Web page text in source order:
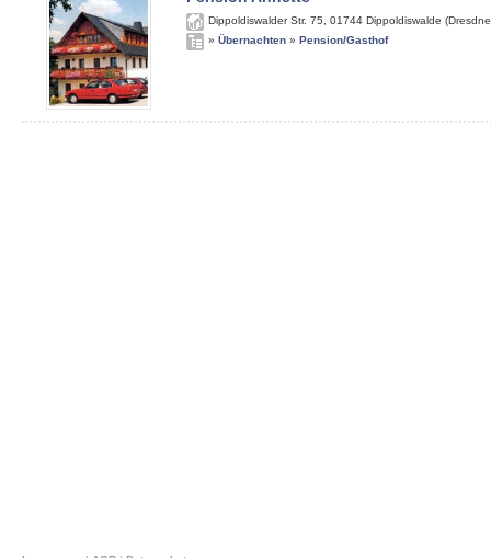
Dippoldiswalder Str. 75 01744 Dippoldiswalde
» Übernachten » Pension/Gasthof